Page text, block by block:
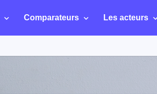
Comparateurs Les acteurs